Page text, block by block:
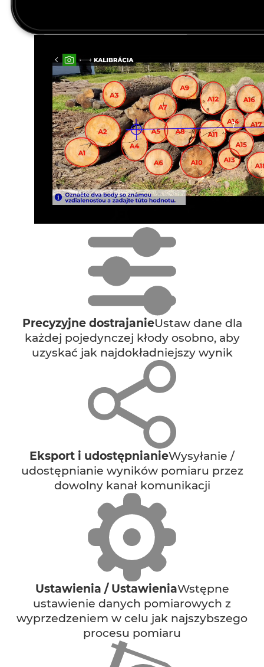
Precyzyjne dostrajanieUstaw dane dla
każdej pojedynczej kłody osobno, aby
uzyskać jak najdokładniejszy wynik
Eksport i udostępnianieWysyłanie /
udostępnianie wyników pomiaru przez
dowolny kanał komunikacji
Ustawienia / UstawieniaWstępne
ustawienie danych pomiarowych z
wyprzedzeniem w celu jak najszybszego
procesu pomiaru